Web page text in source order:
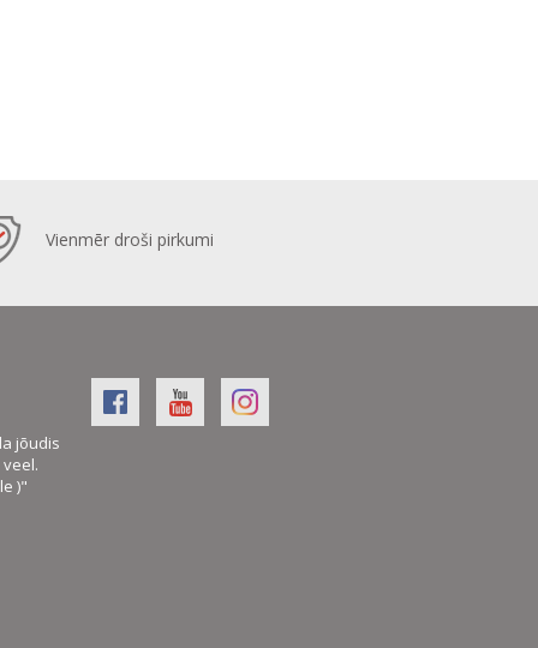
Vienmēr droši pirkumi
jõudis
)"